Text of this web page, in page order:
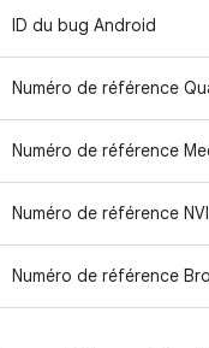
ID du bug Android
Numéro de référence
Numéro de référence
Numéro de référence
Numéro de référence